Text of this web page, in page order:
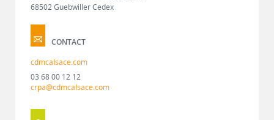
68502 Guebwiller Cedex
CONTACT
cdmcalsace.com
03 68 00 12 12
crpa@cdmcalsace.com